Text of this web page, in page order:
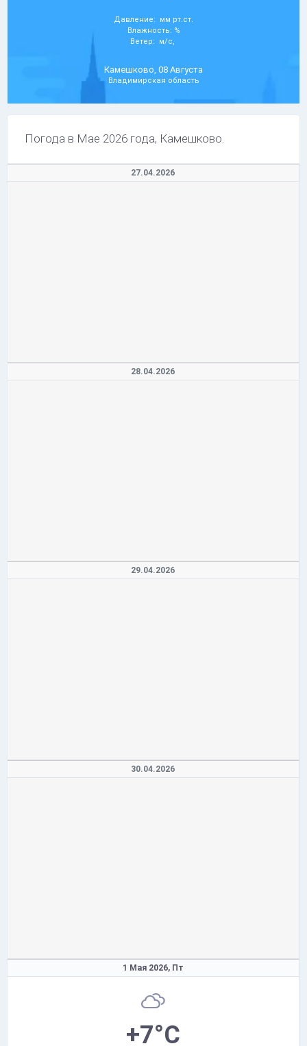
Давление: мм рт.ст.
Влажность: %
Ветер: м/с,
Камешково, 08 Августа
Владимирская область
Погода в Мае 2026 года, Камешково.
27.04.2026
28.04.2026
29.04.2026
30.04.2026
1 Мая 2026, Пт
+7°C